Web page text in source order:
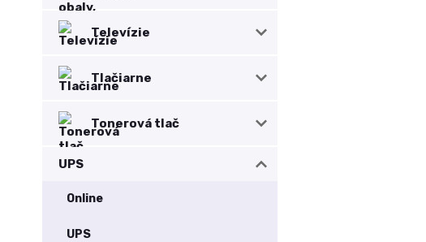
Televízie
Tlačiarne
Tonerová tlač
UPS
Online
UPS